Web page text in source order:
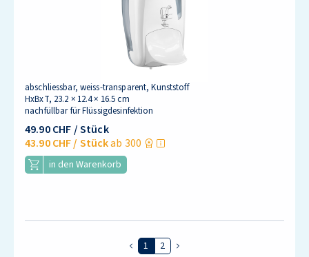
abschliessbar, weiss-transparent, Kunststoff
HxBxT, 23.2 × 12.4 × 16.5 cm
nachfüllbar für Flüssigdesinfektion
49.90 CHF/ Stück
43.90 CHF/ Stückab 300
in den Warenkorb
Vorherige Seite
1 2 Nächste Seite